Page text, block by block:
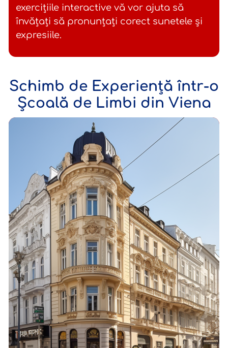
exercițiile interactive vă vor ajuta să
învățați să pronunțați corect sunetele și
expresiile.
Schimb de Experiență într-o
Școală de Limbi din Viena